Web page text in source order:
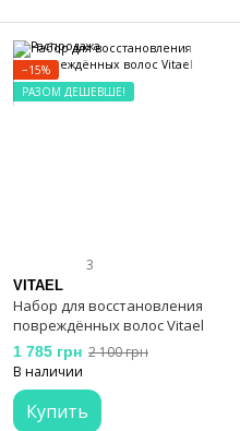
−15%
РАЗОМ ДЕШЕВШЕ!
3
VITAEL
Набор для восстановления
повреждённых волос Vitael
1 785 грн 2 100 грн
В наличии
Купить